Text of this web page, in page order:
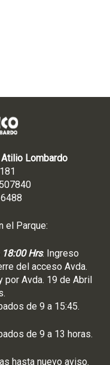
Lombardo
el Parque:
Hrs. Ingreso
del acceso Avda.
por Avda. 19 de Abril
de 9 a 15:45.
de 9 a 13 horas.
hasta nuevo aviso.